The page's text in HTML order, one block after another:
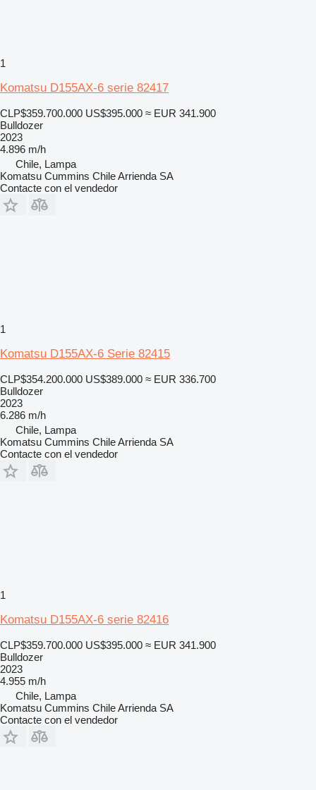
1
Komatsu D155AX-6 serie 82417
CLP$359.700.000 US$395.000 ≈ EUR 341.900
Bulldozer
2023
4.896 m/h
Chile, Lampa
Komatsu Cummins Chile Arrienda SA
Contacte con el vendedor
1
Komatsu D155AX-6 Serie 82415
CLP$354.200.000 US$389.000 ≈ EUR 336.700
Bulldozer
2023
6.286 m/h
Chile, Lampa
Komatsu Cummins Chile Arrienda SA
Contacte con el vendedor
1
Komatsu D155AX-6 serie 82416
CLP$359.700.000 US$395.000 ≈ EUR 341.900
Bulldozer
2023
4.955 m/h
Chile, Lampa
Komatsu Cummins Chile Arrienda SA
Contacte con el vendedor